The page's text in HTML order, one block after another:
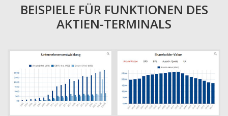
BEISPIELE FÜR FUNKTIONEN DES
AKTIEN-TERMINALS